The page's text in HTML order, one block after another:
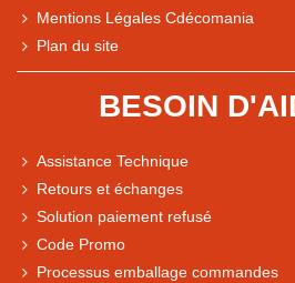
Mentions Légales Cdécomania
Plan du site
BESOIN
Assistance Technique
Retours et échanges
Solution paiement refusé
Code Promo
Processus emballage commandes